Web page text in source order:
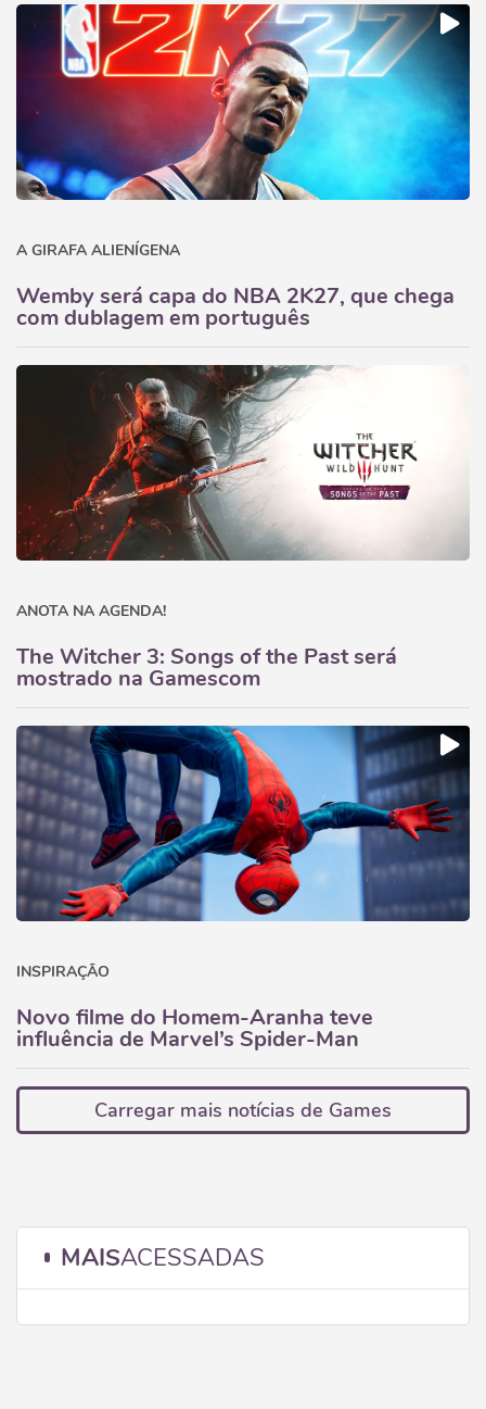
A GIRAFA ALIENÍGENA
Wemby será capa do NBA 2K27, que chega
com dublagem em português
ANOTA NA AGENDA!
The Witcher 3: Songs of the Past será
mostrado na Gamescom
INSPIRAÇÃO
Novo filme do Homem-Aranha teve
influência de Marvel’s Spider-Man
Carregar mais notícias de Games
MAISACESSADAS